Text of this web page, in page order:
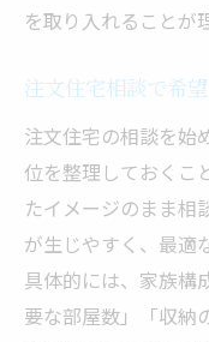
理想の暮ら
法
快適性重
注文住宅
予算内で希望
注文住宅
法
を取り入れることが
注文住宅相談で希
注文住宅の相談を始
位を整理しておくこ
たイメージのまま相
が生じやすく、最適
具体的には、家族構
要な部屋数」「収納